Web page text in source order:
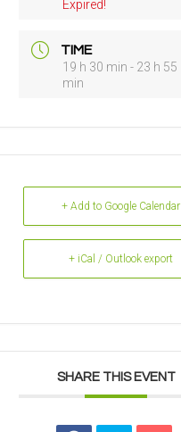
Expired!
TIME
19 h 30 min - 23 h 55
min
+ Add to Google Calendar
+ iCal / Outlook export
SHARE THIS EVENT